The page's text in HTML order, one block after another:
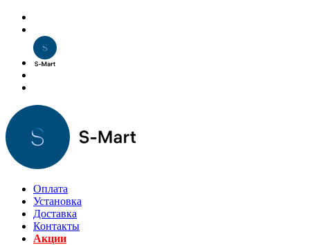
Оплата
Установка
Доставка
Контакты
Акции